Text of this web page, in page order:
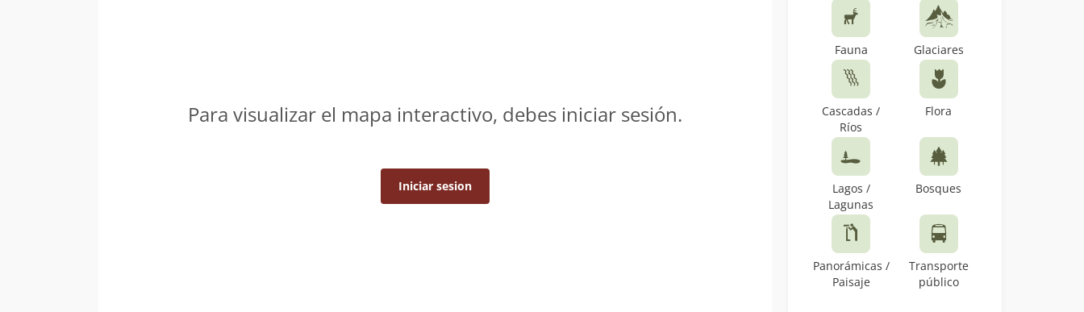
Fauna Glaciares
Cascadas /
Ríos
Flora
Lagos /
Lagunas
Bosques
Panorámicas /
Paisaje
Transporte
público
Para visualizar el mapa interactivo, debes iniciar sesión.
Iniciar sesion